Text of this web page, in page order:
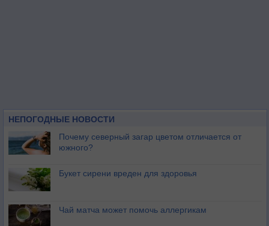
НЕПОГОДНЫЕ НОВОСТИ
Почему северный загар цветом отличается от
южного?
Букет сирени вреден для здоровья
Чай матча может помочь аллергикам